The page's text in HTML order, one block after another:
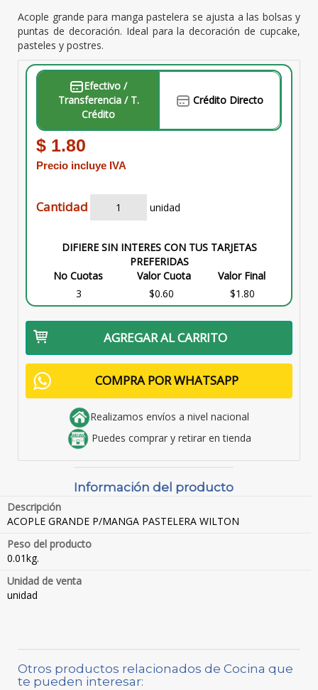
Acople grande para manga pastelera se ajusta a las bolsas y
puntas de decoración. Ideal para la decoración de cupcake,
pasteles y postres.
Efectivo /
Transferencia / T.
Crédito
Crédito Directo
$ 1.80
Precio incluye IVA
Cantidad unidad
DIFIERE SIN INTERES CON TUS TARJETAS
PREFERIDAS
No Cuotas
Valor Cuota
Valor Final
3
$0.60 $1.80
AGREGAR AL CARRITO
COMPRA POR WHATSAPP
Realizamos envíos a nivel nacional
Puedes comprar y retirar en tienda
Información del producto
Descripción
ACOPLE GRANDE P/MANGA PASTELERA WILTON
Peso del producto
0.01kg.
Unidad de venta
unidad
Otros productos relacionados de Cocina que
te pueden interesar: